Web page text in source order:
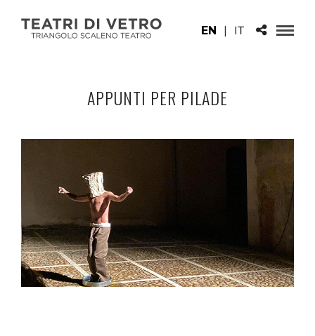
EN | IT
APPUNTI PER PILADE